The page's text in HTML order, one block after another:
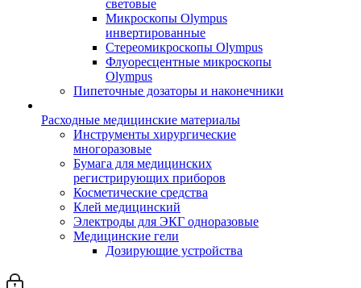
световые
Микроскопы Olympus
инвертированные
Стереомикроскопы Olympus
Флуоресцентные микроскопы
Olympus
Пипеточные дозаторы и наконечники
Расходные медицинские материалы
Инструменты хирургические
многоразовые
Бумага для медицинских
регистрирующих приборов
Косметические средства
Клей медицинский
Электроды для ЭКГ одноразовые
Медицинские гели
Дозирующие устройства